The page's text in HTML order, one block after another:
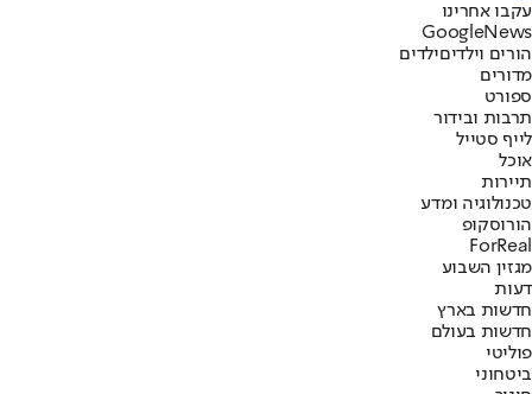
עקבו אחרינו
Googl eNews
הורים וילדיםילדים
מדורים
ספורט
תרבות ובידור
לייף סטייל
אוכל
תיירות
טכנולוגיה ומדע
הורוסקופ
ForReal
מגזין השבוע
דעות
חדשות בארץ
חדשות בעולם
פוליטי
ביטחוני